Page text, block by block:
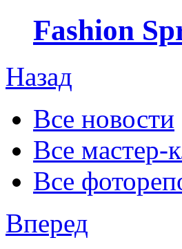
Fashion
Назад
Все новости
Все мастер-
Все
Вперед